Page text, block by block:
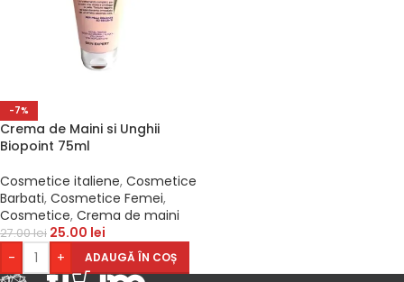
-7%
Crema de Maini si Unghii
Biopoint 75ml
Cosmetice italiene, Cosmetice
Barbati, Cosmetice Femei,
Cosmetice, Crema de maini
27.00lei 25.00 lei
-
+ ADAUGĂ ÎN COȘ